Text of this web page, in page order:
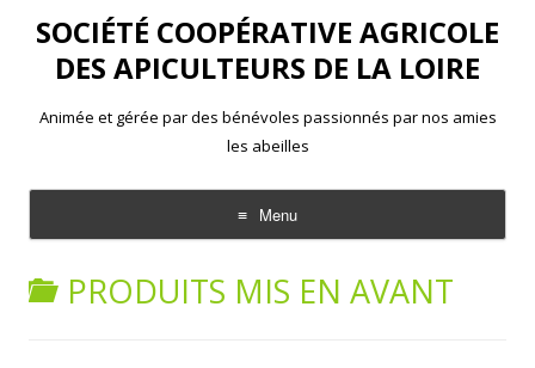
SOCIÉTÉ COOPÉRATIVE AGRICOLE
DES APICULTEURS DE LA LOIRE
Animée et gérée par des bénévoles passionnés par nos amies
les abeilles
Menu
Aller
contenuPRODUITS MIS EN AVANT